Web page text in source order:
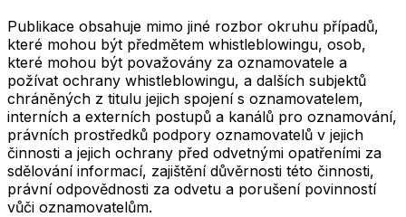
Publikace obsahuje mimo jiné rozbor okruhu případů,
které mohou být předmětem whistleblowingu, osob,
které mohou být považovány za oznamovatele a
požívat ochrany whistleblowingu, a dalších subjektů
chráněných z titulu jejich spojení s oznamovatelem,
interních a externích postupů a kanálů pro oznamování,
právních prostředků podpory oznamovatelů v jejich
činnosti a jejich ochrany před odvetnými opatřeními za
sdělování informací, zajištění důvěrnosti této činnosti,
právní odpovědnosti za odvetu a porušení povinností
vůči oznamovatelům.